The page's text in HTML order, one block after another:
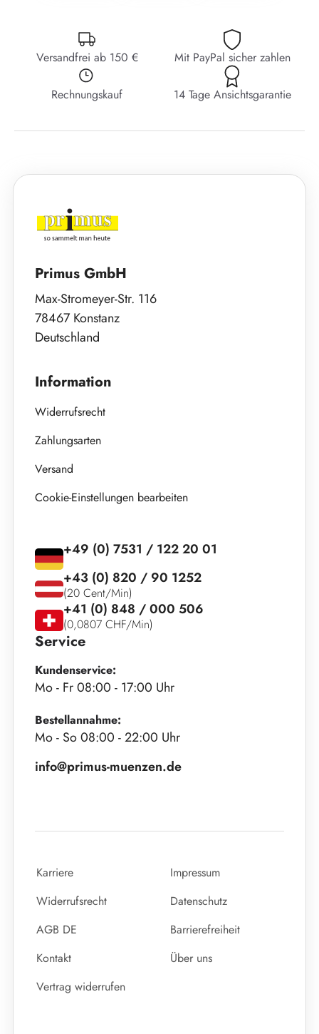
Versandfrei ab 150 € Mit PayPal sicher zahlen
Rechnungskauf 14 Tage Ansichtsgarantie
Primus GmbH
Max-Stromeyer-Str. 116
78467 Konstanz
Deutschland
Information
Widerrufsrecht
Zahlungsarten
Versand
Cookie-Einstellungen bearbeiten
Service
Kundenservice:
Mo - Fr 08:00 - 17:00 Uhr
Bestellannahme:
Mo - So 08:00 - 22:00 Uhr
info@primus-muenzen.de
+49 (0) 7531 / 122 20 01
+43 (0) 820 / 90 1252
(20 Cent/Min)
+41 (0) 848 / 000 506
(0,0807 CHF/Min)
Karriere
Impressum
Widerrufsrecht
Datenschutz
AGB DE
Barrierefreiheit
Kontakt
Über uns
Vertrag widerrufen